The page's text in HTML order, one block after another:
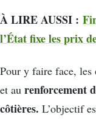
À LIRE AUSSI :
l’État fixe les prix
Pour y faire face, les
et au renforcement
côtières. L’objectif